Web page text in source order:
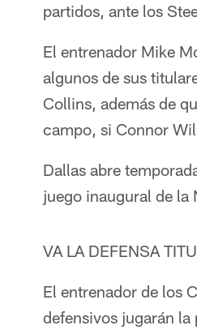
partidos, ante los
El entrenador Mike
algunos de sus
Collins, además de
campo, si Connor
Dallas abre
juego inaugural de la
VA LA DEFENSA
El entrenador de los
defensivos jugarán